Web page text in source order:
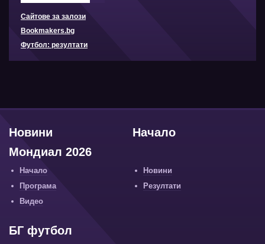
Сайтове за залози
Bookmakers.bg
Футбол: резултати
Начало
Новини
Мондиал 2026
Начало
Новини
Програма
Резултати
Видео
БГ футбол